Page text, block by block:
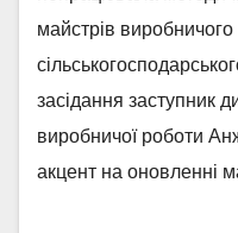
майстрів
засідання заступник
виробничої роботи
акцент на оновленні